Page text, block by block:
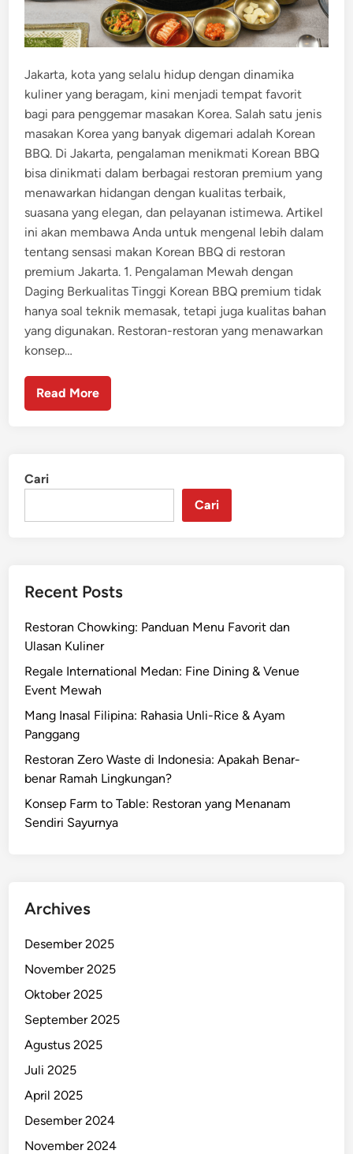
Jakarta, kota yang selalu hidup dengan dinamika
kuliner yang beragam, kini menjadi tempat favorit
bagi para penggemar masakan Korea. Salah satu jenis
masakan Korea yang banyak digemari adalah Korean
BBQ. Di Jakarta, pengalaman menikmati Korean BBQ
bisa dinikmati dalam berbagai restoran premium yang
menawarkan hidangan dengan kualitas terbaik,
suasana yang elegan, dan pelayanan istimewa. Artikel
ini akan membawa Anda untuk mengenal lebih dalam
tentang sensasi makan Korean BBQ di restoran
premium Jakarta. 1. Pengalaman Mewah dengan
Daging Berkualitas Tinggi Korean BBQ premium tidak
hanya soal teknik memasak, tetapi juga kualitas bahan
yang digunakan. Restoran-restoran yang menawarkan
konsep…
Read More
Cari
Cari
Recent Posts
Restoran Chowking: Panduan Menu Favorit dan
Ulasan Kuliner
Regale International Medan: Fine Dining & Venue
Event Mewah
Mang Inasal Filipina: Rahasia Unli-Rice & Ayam
Panggang
Restoran Zero Waste di Indonesia: Apakah Benar-
benar Ramah Lingkungan?
Konsep Farm to Table: Restoran yang Menanam
Sendiri Sayurnya
Archives
Desember 2025
November 2025
Oktober 2025
September 2025
Agustus 2025
Juli 2025
April 2025
Desember 2024
November 2024